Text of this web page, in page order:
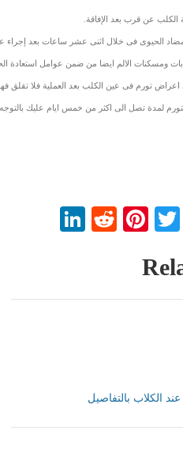
الكلب عن قرب بعد الإفاقة.
الحيوى فى خلال اثنى عشر ساعات بعد إجراء
ومسكنات الالم ايضا من ضمن عوامل استعادة
اعراض تورم فى عين الكلب بعد العملية فلا تقلق
لمدة تصل الى اكثر من خمس ايام عليك بالتوجه
WhatsApp
Twitter
Pinterest
Reddit
الكلاب بالتفاصيل